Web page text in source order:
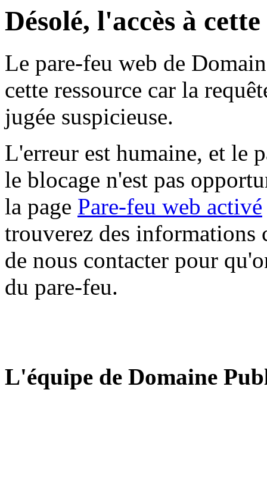
Désolé, l'accès à
Le pare-feu web de
cette ressource car la
jugée suspicieuse.
L'erreur est humaine, et le
le blocage n'est pas
la page Pare-feu web activé
trouverez des informations
de nous contacter pour
du pare-feu.
L'équipe de Domaine